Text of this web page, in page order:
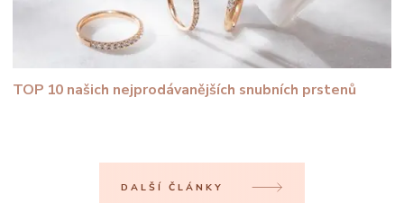
TOP 10 našich nejprodávanějších snubních prstenů
DALŠÍ ČLÁNKY